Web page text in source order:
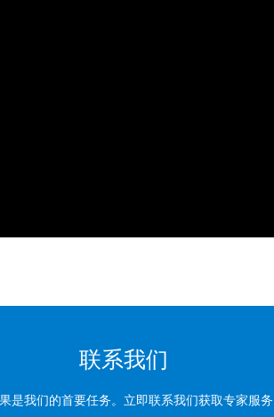
联系我们
是我们的首要任务。立即联系我们获取专家服务